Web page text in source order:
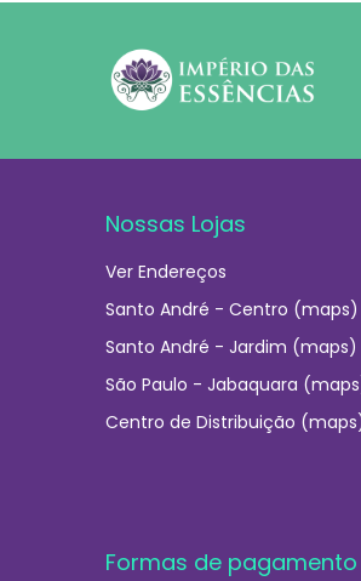
Nossas Lojas
Ver Endereços
Santo André - Centro (maps)
Santo André - Jardim (maps)
São Paulo - Jabaquara
Centro de Distribuição
Formas de pagamento